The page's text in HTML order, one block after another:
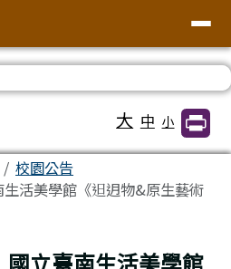
民小學全球資訊網
大 中 小
校園公告
生活美學館《𨑨迌物&原生藝術